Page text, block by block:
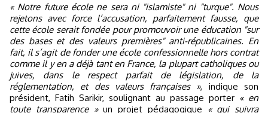
« Notre future école ne sera ni "islamiste" ni "turque". Nous
rejetons avec force l’accusation, parfaitement fausse, que
cette école serait fondée pour promouvoir une éducation "sur
des bases et des valeurs premières" anti-républicaines. En
fait, il s’agit de fonder une école confessionnelle hors contrat
comme il y en a déjà tant en France, la plupart catholiques ou
juives, dans le respect parfait de législation, de la
réglementation, et des valeurs françaises », indique son
président, Fatih Sarikir, soulignant au passage porter « en
toute transparence »un projet pédagogique
« qui suivra